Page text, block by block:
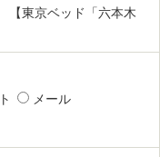
東京ベッド「六本木
メール